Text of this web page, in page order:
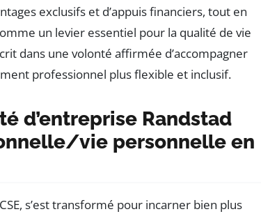
exclusifs et d’appuis financiers, tout en
un levier essentiel pour la qualité de vie
dans une volonté affirmée d’accompagner
professionnel plus flexible et inclusif.
d’entreprise Randstad
vie personnelle en
s’est transformé pour incarner bien plus